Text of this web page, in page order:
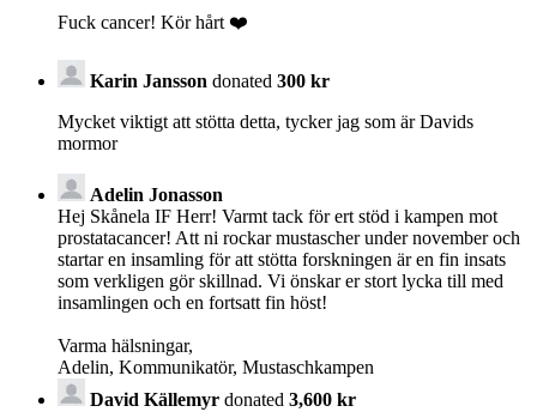
Fuck cancer! Kör hårt ❤️
Karin Jansson donated 300 kr
Mycket viktigt att stötta detta, tycker jag som är Davids
mormor
Adelin Jonasson
Hej Skånela IF Herr! Varmt tack för ert stöd i kampen mot
prostatacancer! Att ni rockar mustascher under november och
startar en insamling för att stötta forskningen är en fin insats
som verkligen gör skillnad. Vi önskar er stort lycka till med
insamlingen och en fortsatt fin höst!
Varma hälsningar,
Adelin, Kommunikatör, Mustaschkampen
David Källemyr donated 3,600 kr